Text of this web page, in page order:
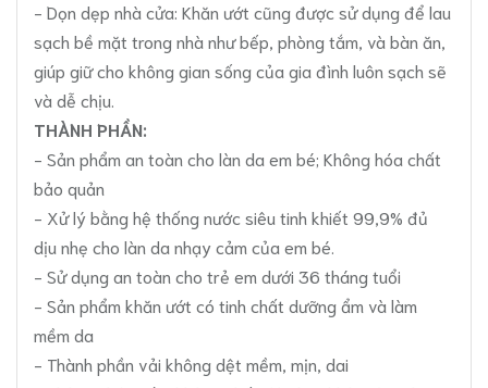
- Dọn dẹp nhà cửa: Khăn ướt cũng được sử dụng để lau
sạch bề mặt trong nhà như bếp, phòng tắm, và bàn ăn,
giúp giữ cho không gian sống của gia đình luôn sạch sẽ
và dễ chịu.
THÀNH PHẦN:
- Sản phẩm an toàn cho làn da em bé; Không hóa chất
bảo quản
- Xử lý bằng hệ thống nước siêu tinh khiết 99,9% đủ
dịu nhẹ cho làn da nhạy cảm của em bé.
- Sử dụng an toàn cho trẻ em dưới 36 tháng tuổi
- Sản phẩm khăn ướt có tinh chất dưỡng ẩm và làm
mềm da
- Thành phần vải không dệt mềm, mịn, dai